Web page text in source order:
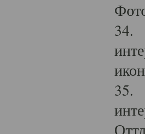
34.
35.